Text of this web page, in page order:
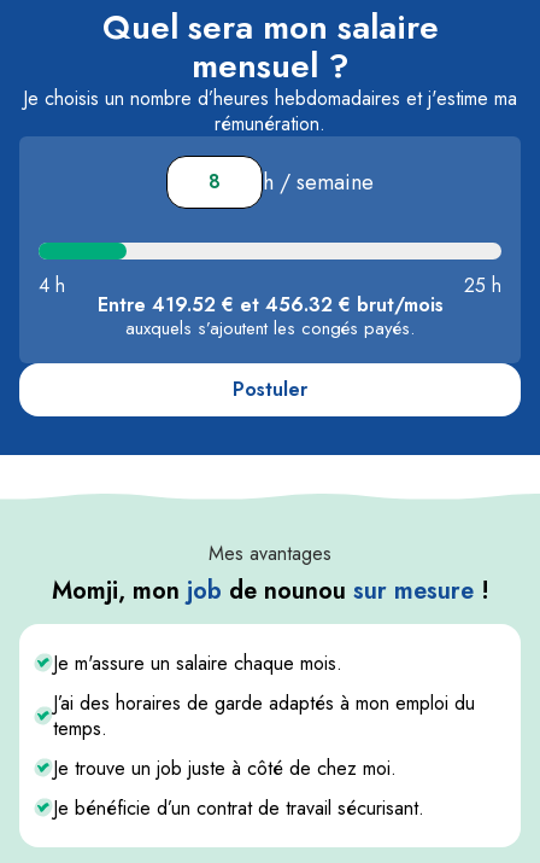
Quel sera mon salaire
mensuel ?
Je choisis un nombre d’heures hebdomadaires et j'estime ma
rémunération.
h / semaine
4 h 25 h
Entre 419.52 € et 456.32 € brut/mois
auxquels s’ajoutent les congés payés.
Postuler
Mes avantages
Momji, mon job de nounou sur mesure!
Je m'assure un salaire chaque mois.
J’ai des horaires de garde adaptés à mon emploi du
temps.
Je trouve un job juste à côté de chez moi.
Je bénéficie d’un contrat de travail sécurisant.